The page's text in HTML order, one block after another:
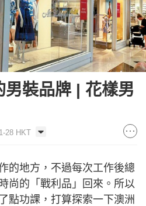
男裝品牌 | 花樣男
28 HKT
地方，不過每次工作後總
尚的「戰利品」回來。所以
點功課，打算探索一下澳洲